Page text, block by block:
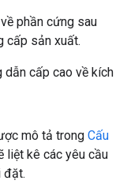
phần cứng sau
cấp sản xuất.
dẫn cấp cao về kích
mô tả trong Cấu
liệt kê các yêu cầu
đặt.